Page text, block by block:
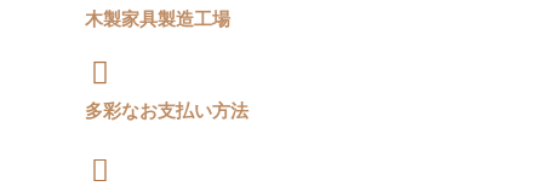
木製家具製造工場
多彩なお支払い方法